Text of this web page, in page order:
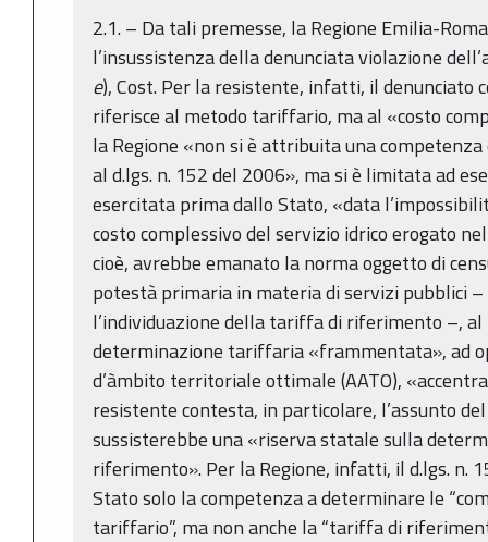
2.1. – Da tali premesse, la Regione Emilia-
l’insussistenza della denunciata violazione
e), Cost. Per la resistente, infatti, il denunciato
riferisce al metodo tariffario, ma al «costo
la Regione «non si è attribuita una
al d.lgs. n. 152 del 2006», ma si è limitata ad
esercitata prima dallo Stato, «data
costo complessivo del servizio idrico erogato
cioè, avrebbe emanato la norma oggetto di
potestà primaria in materia di servizi pubblici
l’individuazione della tariffa di riferimento –,
determinazione tariffaria «frammentata», ad
d’àmbito territoriale ottimale (AATO),
resistente contesta, in particolare, l’assunto
sussisterebbe una «riserva statale sulla
riferimento». Per la Regione, infatti, il d.lgs. n.
Stato solo la competenza a determinare le
tariffario”, ma non anche la “tariffa di